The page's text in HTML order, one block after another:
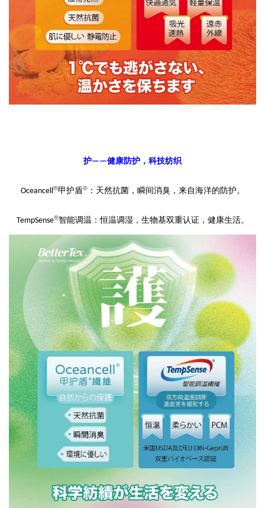
护——健康防护，科技纺织
Oceancell®甲护盾®：天然抗菌，瞬间消臭， 来自海洋的防护。
TempSense®智能调温：恒温调湿， 生物基双重认证， 健康生活。